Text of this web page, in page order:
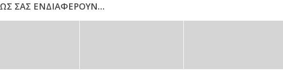
ΣΑΣ ΕΝΔΙΑΦΈΡΟΥΝ…